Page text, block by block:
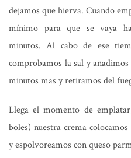
dejamos que hierva. Cuando
mínimo para que se vaya
minutos. Al cabo de ese
comprobamos la sal y
minutos mas y retiramos del
Llega el momento de
boles) nuestra crema
y espolvoreamos con queso